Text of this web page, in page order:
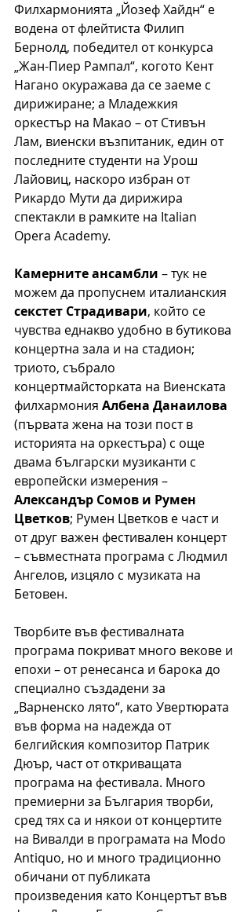
Филхармонията „Йозеф Хайдн“ е
водена от флейтиста Филип
Бернолд, победител от конкурса
„Жан-Пиер Рампал“, когото Кент
Нагано окуражава да се заеме с
дирижиране; а Младежкия
оркестър на Макао – от Стивън
Лам, виенски възпитаник, един от
последните студенти на Урош
Лайовиц, наскоро избран от
Рикардо Мути да дирижира
спектакли в рамките на Italian
Opera Academy.
Камерните ансамбли – тук не
можем да пропуснем италианския
секстет Страдивари, който се
чувства еднакво удобно в бутикова
концертна зала и на стадион;
триото, събрало
концертмайсторката на Виенската
филхармония Албена Данаилова
(първата жена на този пост в
историята на оркестъра) с още
двама български музиканти с
европейски измерения –
Александър Сомов и Румен
Цветков; Румен Цветков е част и
от друг важен фестивален концерт
– съвместната програма с Людмил
Ангелов, изцяло с музиката на
Бетовен.
Творбите във фестивалната
програма покриват много векове и
епохи – от ренесанса и барока до
специално създадени за
„Варненско лято“, като Увертюрата
във форма на надежда от
белгийския композитор Патрик
Дюър, част от откриващата
програма на фестивала. Много
премиерни за България творби,
сред тях са и някои от концертите
на Вивалди в програмата на Modo
Antiquo, но и много традиционно
обичани от публиката
произведения като Концертът във